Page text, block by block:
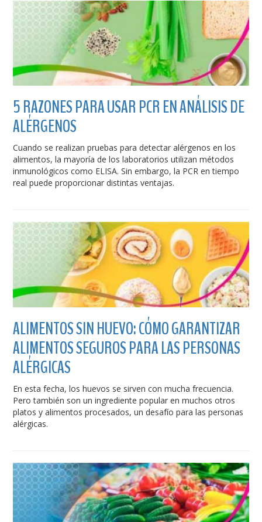
5 RAZONES PARA USAR PCR EN ANÁLISIS DE
ALÉRGENOS
Cuando se realizan pruebas para detectar alérgenos en los
alimentos, la mayoría de los laboratorios utilizan métodos
inmunológicos como ELISA. Sin embargo, la PCR en tiempo
real puede proporcionar distintas ventajas.
ALIMENTOS SIN HUEVO: CÓMO GARANTIZAR
ALIMENTOS SEGUROS PARA LAS PERSONAS
ALÉRGICAS
En esta fecha, los huevos se sirven con mucha frecuencia.
Pero también son un ingrediente popular en muchos otros
platos y alimentos procesados, un desafío para las personas
alérgicas.